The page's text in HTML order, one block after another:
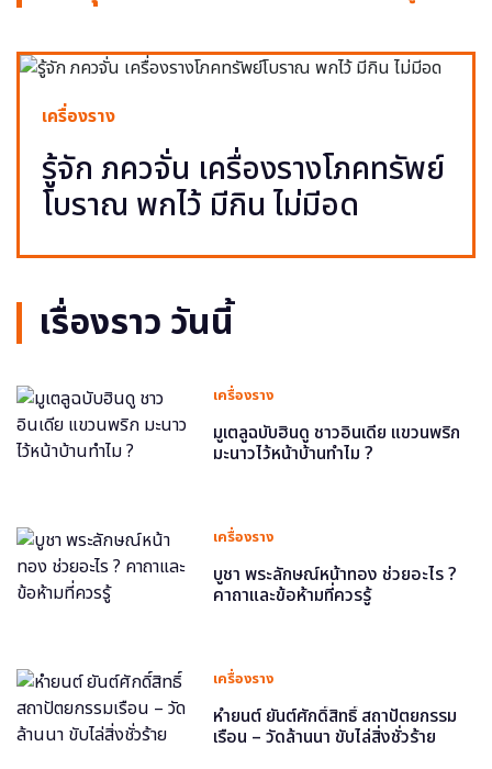
เครื่องราง
รู้จัก ภควจั่น เครื่องรางโภคทรัพย์
โบราณ พกไว้ มีกิน ไม่มีอด
เรื่องราว วันนี้
เครื่องราง
มูเตลูฉบับฮินดู ชาวอินเดีย แขวนพริก
มะนาวไว้หน้าบ้านทำไม ?
เครื่องราง
บูชา พระลักษณ์หน้าทอง ช่วยอะไร ?
คาถาและข้อห้ามที่ควรรู้
เครื่องราง
หำยนต์ ยันต์ศักดิ์สิทธิ์ สถาปัตยกรรม
เรือน – วัดล้านนา ขับไล่สิ่งชั่วร้าย